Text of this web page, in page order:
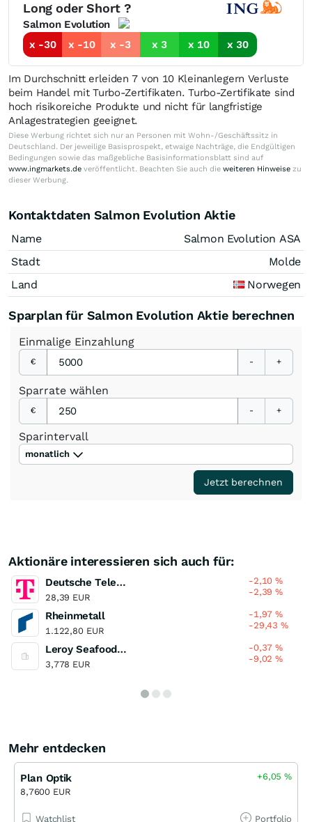
Long oder Short ?
Salmon Evolution
x -30
x -10 x -3 x 3 x 10 x 30
Im Durchschnitt erleiden 7 von 10 Kleinanlegern Verluste
beim Handel mit Turbo-Zertifikaten. Turbo-Zertifikate sind
hoch risikoreiche Produkte und nicht für langfristige
Anlagestrategien geeignet.
Diese Werbung richtet sich nur an Personen mit Wohn-/Geschäftssitz in
Deutschland. Der jeweilige Basisprospekt, etwaige Nachträge, die Endgültigen
Bedingungen sowie das maßgebliche Basisinformationsblatt sind auf
www.ingmarkets.de veröffentlicht. Beachten Sie auch die weiteren Hinweise zu
dieser Werbung.
Kontaktdaten Salmon Evolution Aktie
Name
Salmon Evolution ASA
Stadt
Molde
Land
Norwegen
Sparplan für Salmon Evolution Aktie berechnen
Einmalige Einzahlung
€ - +
Sparrate wählen
€ - +
Sparintervall
monatlich
Jetzt berechnen
Aktionäre interessieren sich auch für:
Deutsche Telekom
28,39 EUR
-2,10%
-2,39%
Rheinmetall
1.122,80 EUR
-1,97%
-29,43%
Leroy Seafood Group
3,778 EUR
-0,37%
-9,02%
Mehr entdecken
Plan Optik
8,7600 EUR
+6,05%
Watchlist Portfolio